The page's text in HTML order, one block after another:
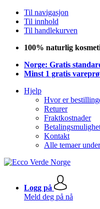
Til navigasjon
Til innhold
Til handlekurven
100% naturlig
Norge: Gratis
Minst 1 gratis
Hjelp
Hvor er
Returer
Fraktkostnader
Kontakt
Alle temaer
Logg på
Meld deg på nå